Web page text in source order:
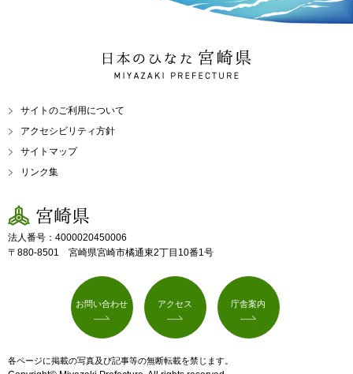
日本のひなた 宮崎県
MIYAZAKI PREFECTURE
サイトのご利用について
アクセシビリティ方針
サイトマップ
リンク集
宮崎県
法人番号：4000020450006
〒880-8501 宮崎県宮崎市橘通東2丁目10番1号
お問い合わせ アクセス 庁舎案内
各ページに掲載の写真及び記事等の無断転載を禁じます。